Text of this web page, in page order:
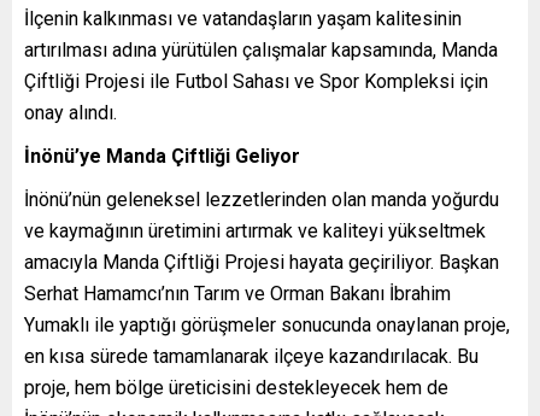
İlçenin kalkınması ve vatandaşların yaşam kalitesinin
artırılması adına yürütülen çalışmalar kapsamında, Manda
Çiftliği Projesi ile Futbol Sahası ve Spor Kompleksi için
onay alındı.
İnönü’ye Manda Çiftliği Geliyor
İnönü’nün geleneksel lezzetlerinden olan manda yoğurdu
ve kaymağının üretimini artırmak ve kaliteyi yükseltmek
amacıyla Manda Çiftliği Projesi hayata geçiriliyor. Başkan
Serhat Hamamcı’nın Tarım ve Orman Bakanı İbrahim
Yumaklı ile yaptığı görüşmeler sonucunda onaylanan proje,
en kısa sürede tamamlanarak ilçeye kazandırılacak. Bu
proje, hem bölge üreticisini destekleyecek hem de